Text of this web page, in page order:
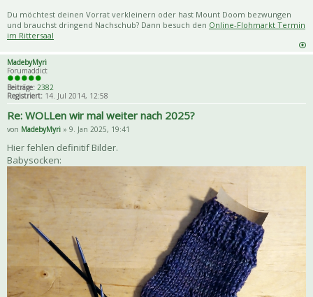
Du möchtest deinen Vorrat verkleinern oder hast Mount Doom bezwungen
und brauchst dringend Nachschub? Dann besuch den Online-Flohmarkt Termin
im Rittersaal
MadebyMyri
Forumaddict
Beiträge: 2382
Registriert: 14. Jul 2014, 12:58
Re: WOLLen wir mal weiter nach 2025?
von MadebyMyri » 9. Jan 2025, 19:41
Hier fehlen definitif Bilder.
Babysocken: